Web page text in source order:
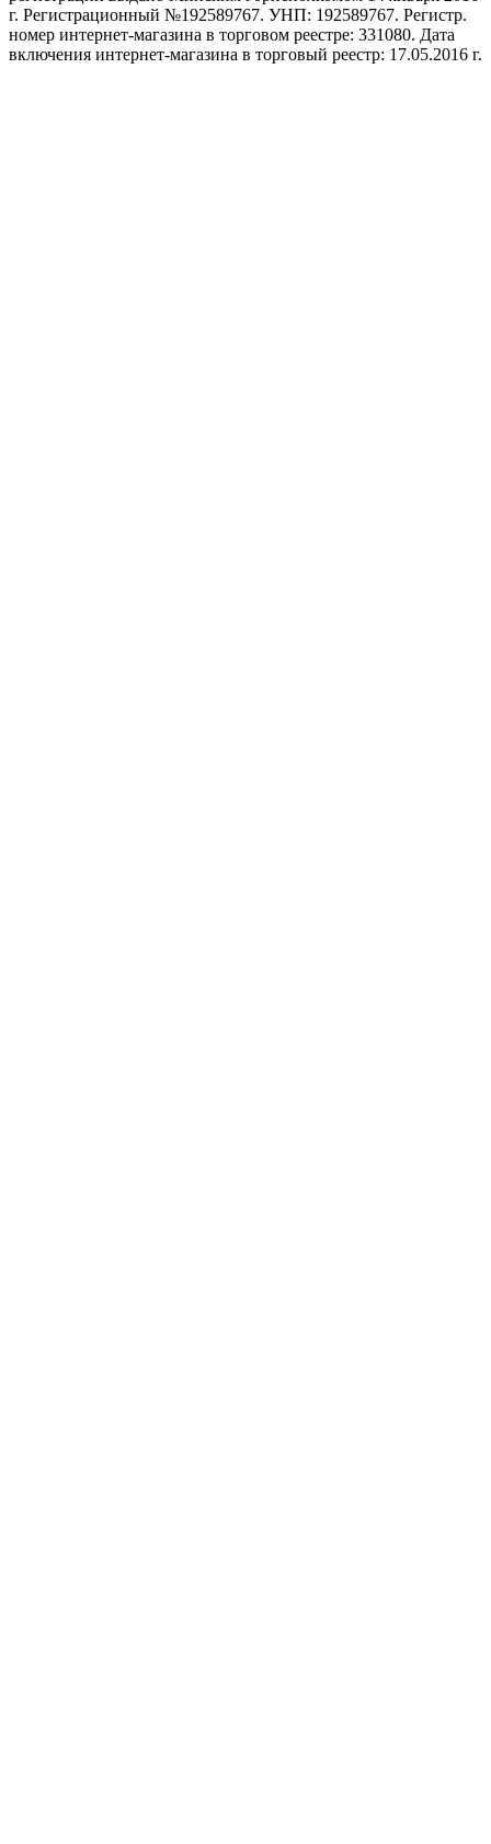
г. Регистрационный №192589767. УНП: 192589767. Регистр.
номер интернет-магазина в торговом реестре: 331080. Дата
включения интернет-магазина в торговый реестр: 17.05.2016 г.